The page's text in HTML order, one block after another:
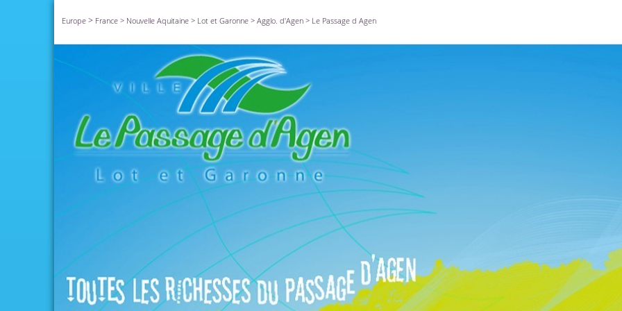
Europe > France > Nouvelle Aquitaine > Lot et Garonne > Agglo. d'Agen > Le Passage d Agen